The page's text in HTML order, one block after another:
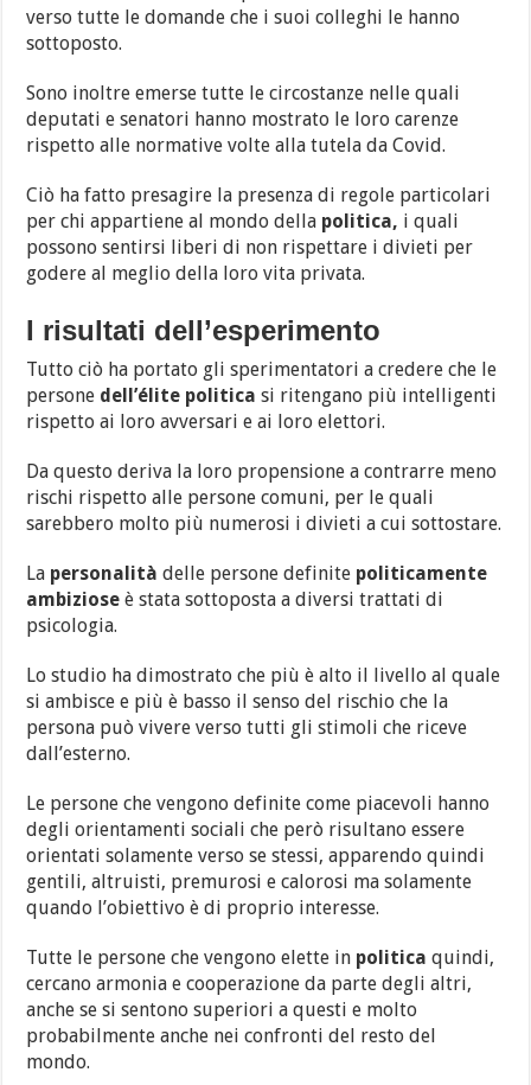
verso tutte le domande che i suoi colleghi le hanno
sottoposto.
Sono inoltre emerse tutte le circostanze nelle quali
deputati e senatori hanno mostrato le loro carenze
rispetto alle normative volte alla tutela da Covid.
Ciò ha fatto presagire la presenza di regole particolari
per chi appartiene al mondo della politica, i quali
possono sentirsi liberi di non rispettare i divieti per
godere al meglio della loro vita privata.
I risultati dell’esperimento
Tutto ciò ha portato gli sperimentatori a credere che le
persone dell’élite politica si ritengano più intelligenti
rispetto ai loro avversari e ai loro elettori.
Da questo deriva la loro propensione a contrarre meno
rischi rispetto alle persone comuni, per le quali
sarebbero molto più numerosi i divieti a cui sottostare.
La personalità delle persone definite politicamente
ambiziose è stata sottoposta a diversi trattati di
psicologia.
Lo studio ha dimostrato che più è alto il livello al quale
si ambisce e più è basso il senso del rischio che la
persona può vivere verso tutti gli stimoli che riceve
dall’esterno.
Le persone che vengono definite come piacevoli hanno
degli orientamenti sociali che però risultano essere
orientati solamente verso se stessi, apparendo quindi
gentili, altruisti, premurosi e calorosi ma solamente
quando l’obiettivo è di proprio interesse.
Tutte le persone che vengono elette in politica quindi,
cercano armonia e cooperazione da parte degli altri,
anche se si sentono superiori a questi e molto
probabilmente anche nei confronti del resto del
mondo.